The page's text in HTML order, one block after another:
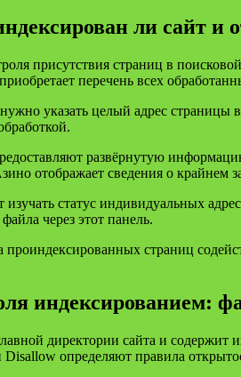
ли сайт и
присутствия страниц в
перечень всех
указать целый адрес
развёрнутую
отображает сведения о крайнем
статус индивидуальных
через этот панель.
страниц
индексированием:
директории сайта и
определяют правила